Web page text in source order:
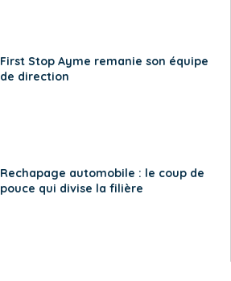
First Stop Ayme remanie son équipe
de direction
Rechapage automobile : le coup de
pouce qui divise la filière